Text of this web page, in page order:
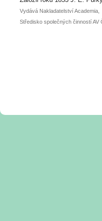
Vydává Nakladatelství Academia,
Středisko společných činností AV